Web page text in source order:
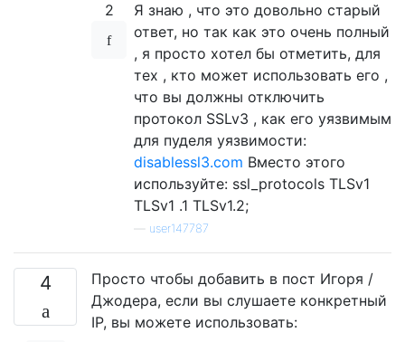
2
Я знаю , что это довольно старый
ответ, но так как это очень полный
, я просто хотел бы отметить, для
тех , кто может использовать его ,
что вы должны отключить
протокол SSLv3 , как его уязвимым
для пуделя уязвимости:
disablessl3.com Вместо этого
используйте: ssl_protocols TLSv1
TLSv1 .1 TLSv1.2;
user147787
4
Просто чтобы добавить в пост Игоря /
Джодера, если вы слушаете конкретный
IP, вы можете использовать: